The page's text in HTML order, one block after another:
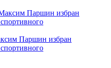
Паршин избран